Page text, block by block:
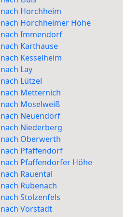
Horchheim
Horchheimer Höhe
Immendorf
Karthause
Kesselheim
Lay
Lützel
Metternich
Moselweiß
Neuendorf
Niederberg
Oberwerth
Pfaffendorf
Pfaffendorfer Höhe
Rauental
Rübenach
Stolzenfels
Vorstadt